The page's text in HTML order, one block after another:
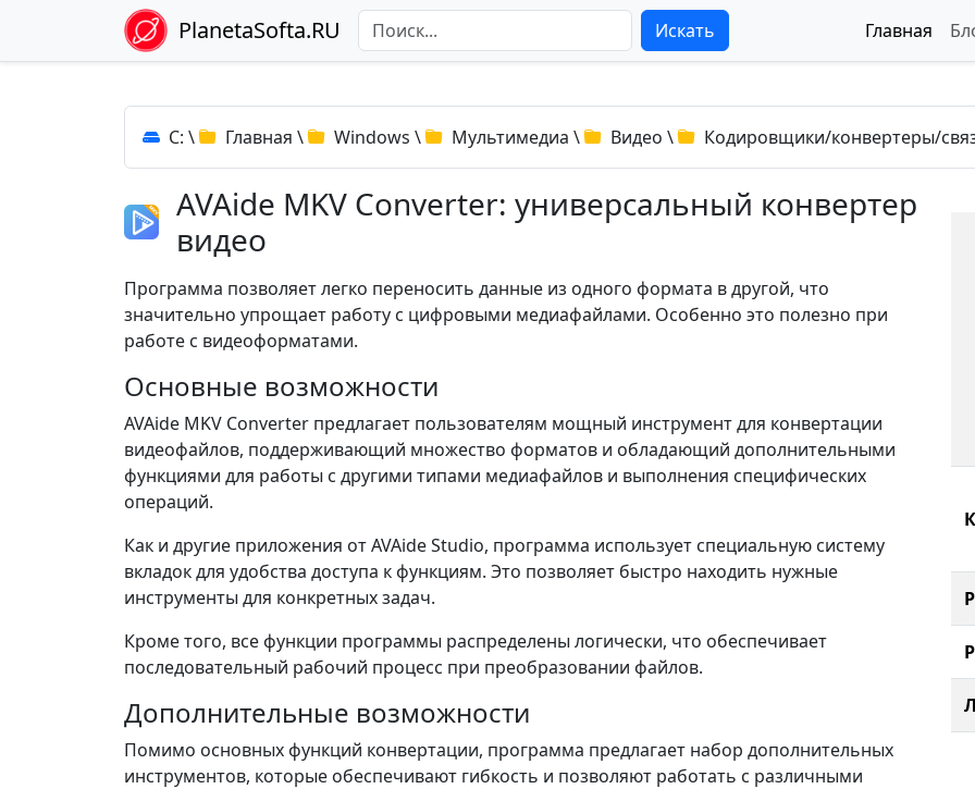
PlanetaSofta.RU Искать Главная
C: \ Главная \ Windows \ Мультимедиа \ Видео \ Кодировщики/конвертеры/
AVAide MKV Converter: универсальный конвертер
видео
Программа позволяет легко переносить данные из одного формата в другой, что
значительно упрощает работу с цифровыми медиафайлами. Особенно это полезно при
работе с видеоформатами.
Основные возможности
AVAide MKV Converter предлагает пользователям мощный инструмент для конвертации
видеофайлов, поддерживающий множество форматов и обладающий дополнительными
функциями для работы с другими типами медиафайлов и выполнения специфических
операций.
Как и другие приложения от AVAide Studio, программа использует специальную систему
вкладок для удобства доступа к функциям. Это позволяет быстро находить нужные
инструменты для конкретных задач.
Кроме того, все функции программы распределены логически, что обеспечивает
последовательный рабочий процесс при преобразовании файлов.
Дополнительные возможности
Помимо основных функций конвертации, программа предлагает набор дополнительных
инструментов, которые обеспечивают гибкость и позволяют работать с различными